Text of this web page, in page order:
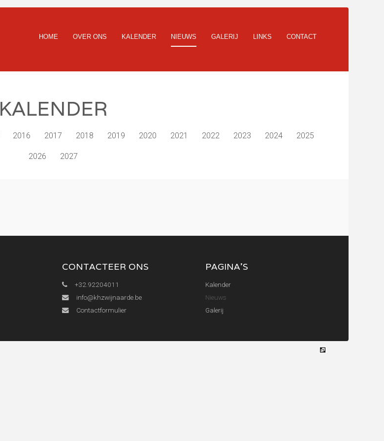
HOME OVER ONS KALENDER NIEUWS GALERIJ LINKS CONTACT
KALENDER
2016 2017 2018 2019 2020 2021 2022 2023 2024 2025
2026 2027
CONTACTEER ONS
+32.92204011
info@khzwijnaarde.be
Contactformulier
PAGINA'S
Kalender
Nieuws
Galerij